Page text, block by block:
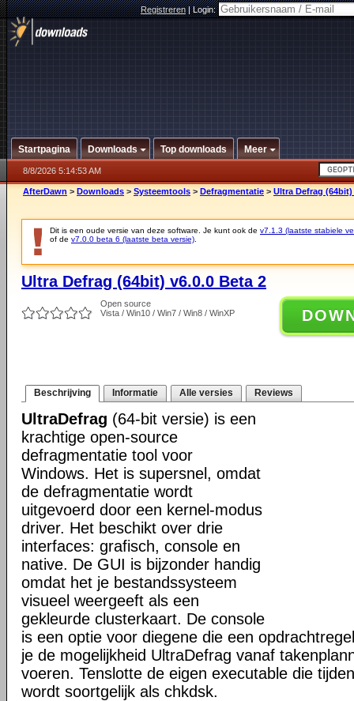
Registreren|Login:
Startpagina Downloads Top downloads Meer
8/8/2026 5:14:53 AM
AfterDawn > Downloads > Systeemtools > Defragmentatie > Ultra Defrag (64bit)
Dit is een oude versie van deze software. Je kunt ook de v7.1.3 (laatste stabiele
of de v7.0.0 beta 6 (laatste beta versie)
Ultra Defrag (64bit) v6.0.0 Beta 2
Open source
Vista / Win10 / Win7 / Win8 / WinXP
Beschrijving Informatie Alle versies Reviews
UltraDefrag (64-bit versie) is een
krachtige open-source
defragmentatie tool voor
Windows. Het is supersnel, omdat
de defragmentatie wordt
uitgevoerd door een kernel-modus
driver. Het beschikt over drie
interfaces: grafisch, console en
native. De GUI is bijzonder handig
omdat het je bestandssysteem
visueel weergeeft als een
gekleurde clusterkaart. De console
is een optie voor diegene die een
je de mogelijkheid UltraDefrag vanaf
voeren. Tenslotte de eigen executable die
wordt soortgelijk als chkdsk.